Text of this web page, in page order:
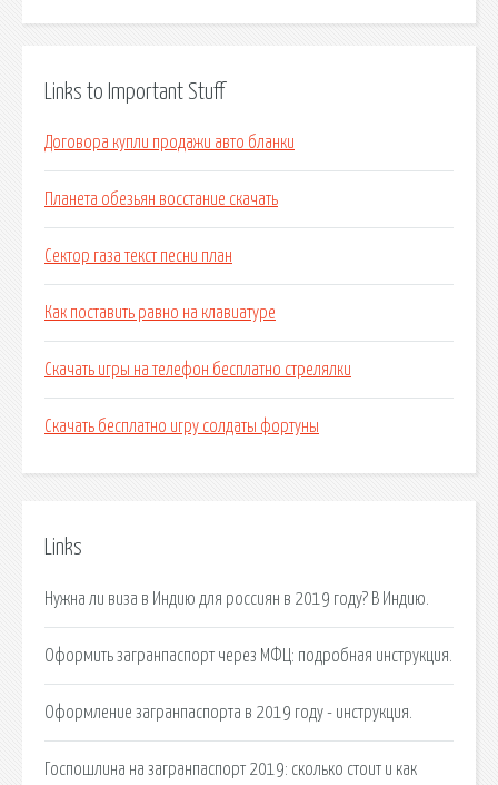
Links to Important Stuff
Договора купли продажи авто бланки
Планета обезьян восстание скачать
Сектор газа текст песни план
Как поставить равно на клавиатуре
Скачать игры на телефон бесплатно стрелялки
Скачать бесплатно игру солдаты фортуны
Links
Нужна ли виза в Индию для россиян в 2019 году? В Индию.
Оформить загранпаспорт через МФЦ: подробная инструкция.
Оформление загранпаспорта в 2019 году - инструкция.
Госпошлина на загранпаспорт 2019: сколько стоит и как